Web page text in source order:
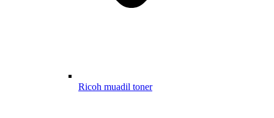
Ricoh muadil toner